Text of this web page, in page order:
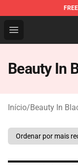
FREE
Open menu
Beauty In
Beauty In
Início/Beauty In